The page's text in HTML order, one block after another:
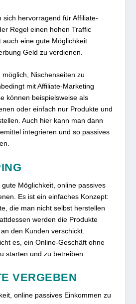
sich hervorragend für Affiliate-
Regel einen hohen Traffic
auch eine gute Möglichkeit
Geld zu verdienen.
Nischenseiten zu
mit Affiliate-Marketing
können beispielsweise als
oder einfach nur Produkte und
Auch hier kann man dann
integrieren und so passives
gute Möglichkeit, online passives
Es ist ein einfaches Konzept:
die man nicht selbst herstellen
werden die Produkte
den Kunden verschickt.
es, ein Online-Geschäft ohne
starten und zu betreiben.
VERGEBEN
online passives Einkommen zu